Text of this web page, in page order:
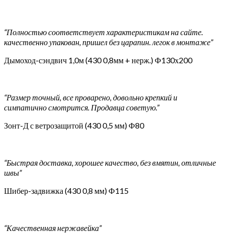
“Полностью соответствует характеристикам на сайте.
качественно упакован, пришел без царапин. легок в монтаже”
Дымоход-сэндвич 1,0м (430 0,8мм + нерж.) Ф130х200
“Размер точный, все проварено, довольно крепкий и
симпатично смотрится. Продавца советую.”
Зонт-Д с ветрозащитой (430 0,5 мм) Ф80
“Быстрая доставка, хорошее качество, без вмятин, отличные
швы”
Шибер-задвижка (430 0,8 мм) Ф115
“Качественная нержавейка”